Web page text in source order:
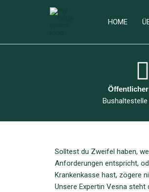
HOME
Bushaltestelle
Solltest du Zweifel haben,
Anforderungen entspricht,
Krankenkasse hast, zögere
Unsere Expertin Vesna steht